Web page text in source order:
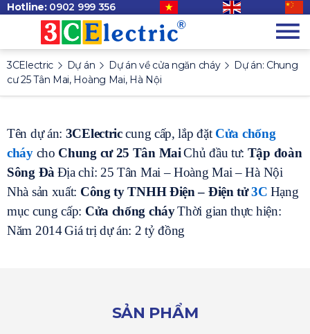
Hotline: 0902 999 356
3CElectric Dự án Dự án về cửa ngăn cháy
Dự án: Chung
cư 25 Tân Mai, Hoàng Mai, Hà Nội
Tên dự án: 3CElectriccung cấp, lắp đặt Cửa chống
cháycho Chung cư 25 Tân Mai Chủ đầu tư: Tập đoàn
Sông Đà Địa chỉ: 25 Tân Mai – Hoàng Mai – Hà Nội
Nhà sản xuất: Công ty TNHH Điện – Điện tử3C Hạng
mục cung cấp: Cửa chống cháyThời gian thực hiện:
Năm 2014Giá trị dự án: 2 tỷ đồng
SẢN PHẨM